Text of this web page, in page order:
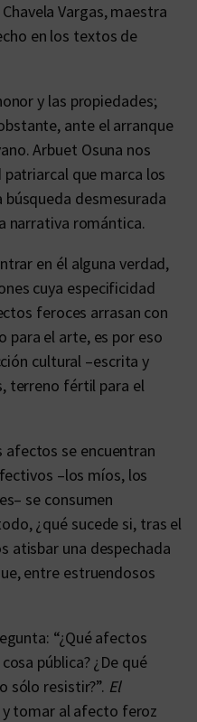
Vargas, maestra
en los textos de
y las propiedades;
ante el arranque
Arbuet Osuna nos
que marca los
desmesurada
narrativa romántica.
en él alguna verdad,
cuya especificidad
feroces arrasan con
para el arte, es por eso
cultural –escrita y
terreno fértil para el
afectos se encuentran
–los míos, los
se consumen
¿qué sucede si, tras el
atisbar una despechada
entre estruendosos
“¿Qué afectos
pública? ¿De qué
sólo resistir?”. El
tomar al afecto feroz